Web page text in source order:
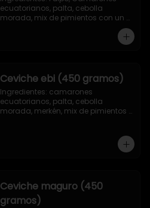
ecuatorianos, palta, cebolla
morada, mix de pimientos con un
toque de ciboulette, merkén, cilantro
Ceviche ebi (450 gramos)
Ingredientes: camarones
ecuatorianos, palta, cebolla
morada, merkén, mix de pimientos
Ceviche maguro (450
gramos)